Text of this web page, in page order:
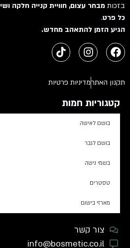
בזכותמבחר עצום, חוויית קנייה חלקה
כל פרט.
הגיע הזמן להתאהב מחדש.
תקנון האתרמדיניות פרטיות
קטגוריות חמות
בושם לאישה
בושם לגבר
בשמי נישה
טסטרים
מארזי בישום
צור קשר
info@bosmetic.co.il